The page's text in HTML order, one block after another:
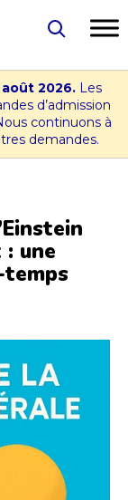
2026. Les
d’admission
continuons à
demandes.
une
temps